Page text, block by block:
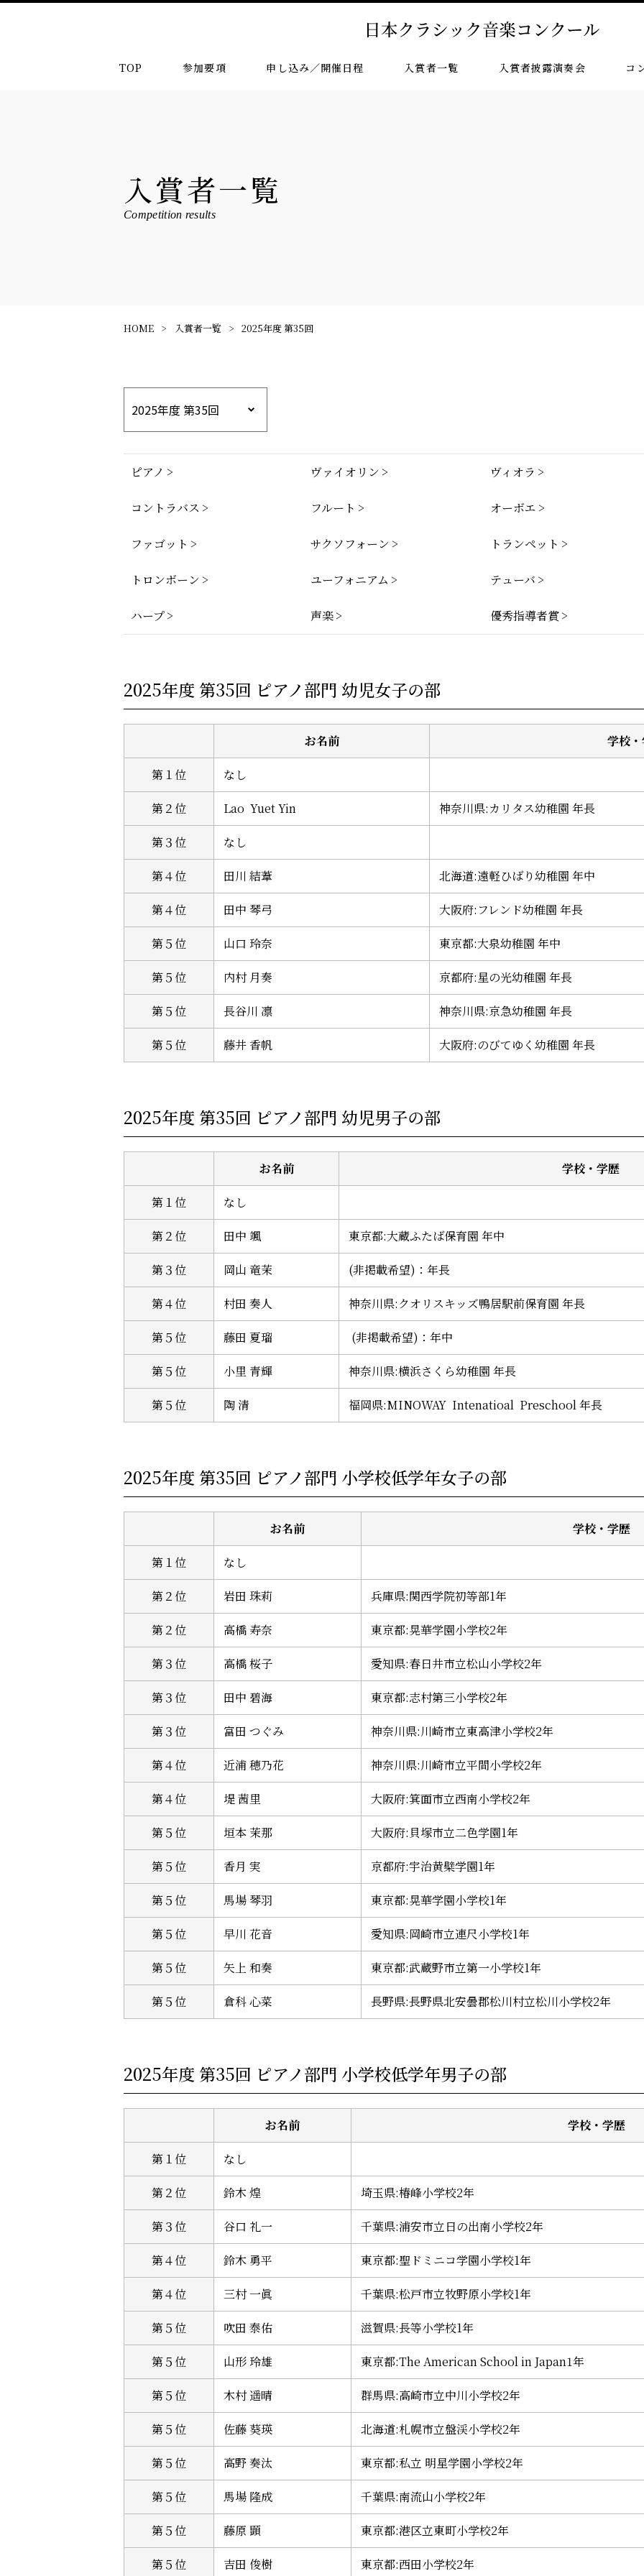
TOP 参加要項 申し込み／開催日程 入賞者一覧 入賞者披露演奏会 コ
入賞者一覧
Competition results
HOME 入賞者一覧 2025年度 第35回
ピアノ ヴァイオリン ヴィオラ
コントラバス フルート オーボエ
ファゴット サクソフォーン トランペット
トロンボーン ユーフォニアム テューバ
ハープ 声楽 優秀指導者賞
2025年度 第35回 ピアノ部門 幼児女子の部
お名前 学校
第１位 なし
第２位 Lao Yuet Yin 神奈川県:カリタス幼稚園 年長
第３位 なし
第４位 田川 結葦 北海道:遠軽ひばり幼稚園 年中
第４位 田中 琴弓 大阪府:フレンド幼稚園 年長
第５位 山口 玲奈 東京都:大泉幼稚園 年中
第５位 内村 月奏 京都府:星の光幼稚園 年長
第５位 長谷川 凛 神奈川県:京急幼稚園 年長
第５位 藤井 香帆 大阪府:のびてゆく幼稚園 年長
2025年度 第35回 ピアノ部門 幼児男子の部
お名前 学校・学歴
第１位 なし
第２位 田中 颯 東京都:大蔵ふたば保育園 年中
第３位 岡山 竜茉 (非掲載希望)：年長
第４位 村田 奏人 神奈川県:クオリスキッズ鴨居駅前保育園 年長
第５位 藤田 夏瑠 (非掲載希望)：年中
第５位 小里 青輝 神奈川県:横浜さくら幼稚園 年長
第５位 陶 清 福岡県:MINOWAY Intenatioal Preschool 年長
2025年度 第35回 ピアノ部門 小学校低学年女子の部
お名前 学校・学歴
第１位 なし
第２位 岩田 珠莉 兵庫県:関西学院初等部1年
第２位 高橋 寿奈 東京都:晃華学園小学校2年
第３位 高橋 桜子 愛知県:春日井市立松山小学校2年
第３位 田中 碧海 東京都:志村第三小学校2年
第３位 富田 つぐみ 神奈川県:川崎市立東高津小学校2年
第４位 近浦 穂乃花 神奈川県:川崎市立平間小学校2年
第４位 堤 茜里 大阪府:箕面市立西南小学校2年
第５位 垣本 茉那 大阪府:貝塚市立二色学園1年
第５位 香月 実 京都府:宇治黄檗学園1年
第５位 馬場 琴羽 東京都:晃華学園小学校1年
第５位 早川 花音 愛知県:岡崎市立連尺小学校1年
第５位 矢上 和奏 東京都:武蔵野市立第一小学校1年
第５位 倉科 心菜 長野県:長野県北安曇郡松川村立松川小学校2年
2025年度 第35回 ピアノ部門 小学校低学年男子の部
お名前 学校・学歴
第１位 なし
第２位 鈴木 煌 埼玉県:椿峰小学校2年
第３位 谷口 礼一 千葉県:浦安市立日の出南小学校2年
第４位 鈴木 勇平 東京都:聖ドミニコ学園小学校1年
第４位 三村 一眞 千葉県:松戸市立牧野原小学校1年
第５位 吹田 泰佑 滋賀県:長等小学校1年
第５位 山形 玲雄 東京都:The American School in Japan1年
第５位 木村 遥晴 群馬県:高崎市立中川小学校2年
第５位 佐藤 葵瑛 北海道:札幌市立盤渓小学校2年
第５位 高野 奏汰 東京都:私立 明星学園小学校2年
第５位 馬場 隆成 千葉県:南流山小学校2年
第５位 藤原 顕 東京都:港区立東町小学校2年
第５位 吉田 俊樹 東京都:西田小学校2年